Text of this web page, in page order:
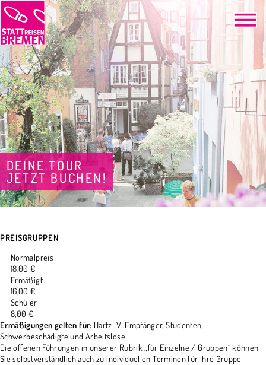
DEINE TOUR
JETZT BUCHEN!
PREISGRUPPEN
Normalpreis
18,00 €
Ermäßigt
16,00 €
Schüler
8,00 €
Ermäßigungen gelten für: Hartz IV-Empfänger, Studenten,
Schwerbeschädigte und Arbeitslose.
Die offenen Führungen in unserer Rubrik „für Einzelne / Gruppen“ können
Sie selbstverständlich auch zu individuellen Terminen für Ihre Gruppe